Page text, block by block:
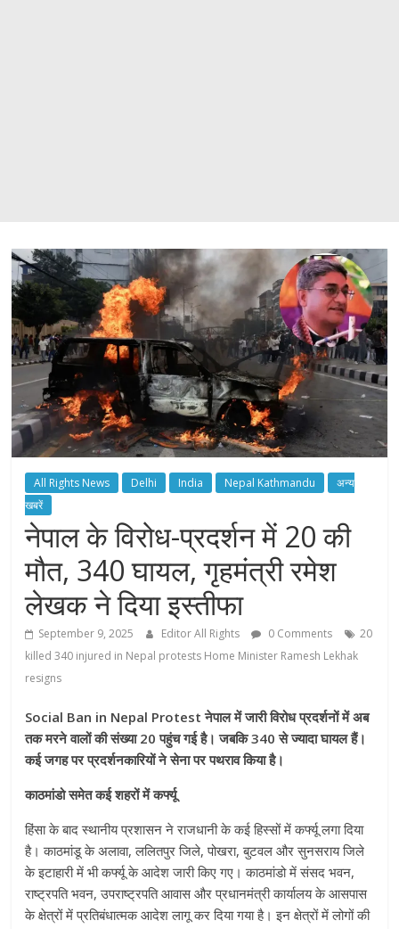
All Rights News Delhi India Nepal Kathmandu
अन्य
खबरें
नेपाल के विरोध-प्रदर्शन में 20 की
मौत, 340 घायल, गृहमंत्री रमेश
लेखक ने दिया इस्तीफा
September 9, 2025 Editor All Rights 0 Comments
20
killed 340 injured in Nepal protests Home Minister Ramesh Lekhak
resigns
Social Ban in Nepal Protest नेपाल में जारी विरोध प्रदर्शनों में अब
तक मरने वालों की संख्या 20 पहुंच गई है। जबकि 340 से ज्यादा घायल हैं।
कई जगह पर प्रदर्शनकारियों ने सेना पर पथराव किया है।
काठमांडो समेत कई शहरों में कर्फ्यू
हिंसा के बाद स्थानीय प्रशासन ने राजधानी के कई हिस्सों में कर्फ्यू लगा दिया
है। काठमांडू के अलावा, ललितपुर जिले, पोखरा, बुटवल और सुनसराय जिले
के इटाहारी में भी कर्फ्यू के आदेश जारी किए गए। काठमांडो में संसद भवन,
राष्ट्रपति भवन, उपराष्ट्रपति आवास और प्रधानमंत्री कार्यालय के आसपास
के क्षेत्रों में प्रतिबंधात्मक आदेश लागू कर दिया गया है। इन क्षेत्रों में लोगों की